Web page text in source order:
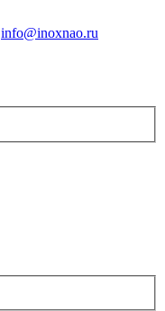
info@inoxnao.ru